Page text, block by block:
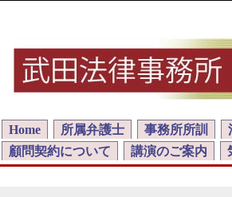
Home 所属弁護士 事務所所訓
顧問契約について
講演のご案内